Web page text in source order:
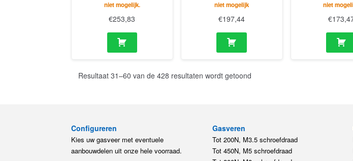
niet mogelijk.
€253,83
niet mogelijk
€197,44
niet
€
Resultaat 31–60 van de 428 resultaten wordt getoond
Configureren
Kies uw gasveer met eventuele
aanbouwdelen uit onze hele voorraad.
Gasveren
Tot 200N, M3.5 schroefdraad
Tot 450N, M5 schroefdraad